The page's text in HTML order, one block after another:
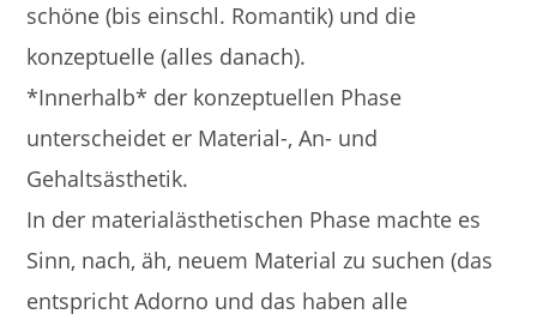
schöne (bis einschl. Romantik) und die
konzeptuelle (alles danach).
*Innerhalb* der konzeptuellen Phase
unterscheidet er Material-, An- und
Gehaltsästhetik.
In der materialästhetischen Phase machte es
Sinn, nach, äh, neuem Material zu suchen (das
entspricht Adorno und das haben alle